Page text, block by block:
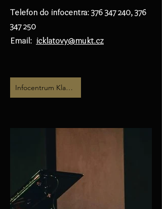
Telefon do infocentra: 376 347 240, 376
347 250
Email: icklatovy@mukt.cz
Infocentrum Klatovy